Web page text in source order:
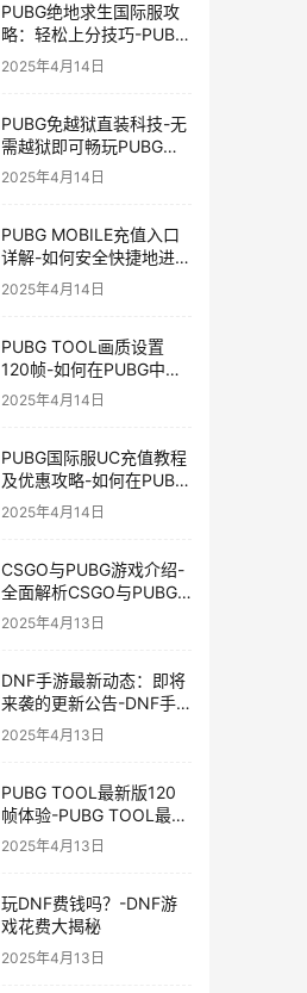
PUBG绝地求生国际服攻
略：轻松上分技巧-PUBG
绝地求生国际服新手入门
2025年4月14日
PUBG免越狱直装科技-无
需越狱即可畅玩PUBG的
安装技巧
2025年4月14日
PUBG MOBILE充值入口
详解-如何安全快捷地进行
PUBG MOBILE充值
2025年4月14日
PUBG TOOL画质设置
120帧-如何在PUBG中使
用PUBG TOOL实现120
2025年4月14日
PUBG国际服UC充值教程
及优惠攻略-如何在PUBG
国际服中进行高效且安全
的UC充值
2025年4月14日
CSGO与PUBG游戏介绍-
全面解析CSGO与PUBG
这两款热门射击游戏
2025年4月13日
DNF手游最新动态：即将
来袭的更新公告-DNF手
游最新消息与更新时间表
2025年4月13日
PUBG TOOL最新版120
帧体验-PUBG TOOL最新
版120帧游戏体验优化
2025年4月13日
玩DNF费钱吗？-DNF游
戏花费大揭秘
2025年4月13日